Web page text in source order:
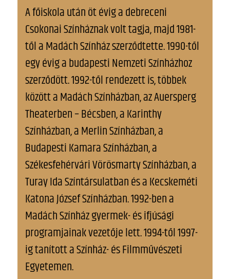
A főiskola után öt évig a debreceni
Csokonai Színháznak volt tagja, majd 1981-
től a Madách Színház szerződtette. 1990-től
egy évig a budapesti Nemzeti Színházhoz
szerződött. 1992-től rendezett is, többek
között a Madách Színházban, az Auersperg
Theaterben – Bécsben, a Karinthy
Színházban, a Merlin Színházban, a
Budapesti Kamara Színházban, a
Székesfehérvári Vörösmarty Színházban, a
Turay Ida Színtársulatban és a Kecskeméti
Katona József Színházban. 1992-ben a
Madách Színház gyermek- és ifjúsági
programjainak vezetője lett. 1994-től 1997-
ig tanított a Színház- és Filmművészeti
Egyetemen.